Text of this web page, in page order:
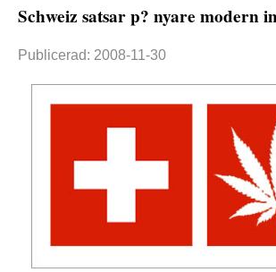
Schweiz satsar p? nyare modern
Publicerad: 2008-11-30